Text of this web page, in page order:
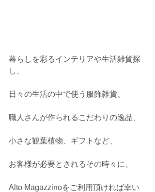
暮らしを彩るインテリアや生活雑貨探
し、
日々の生活の中で使う服飾雑貨、
職人さんが作られるこだわりの逸品、
小さな観葉植物、ギフトなど、
お客様が必要とされるその時々に、
Alto Magazzinoをご利用頂ければ幸い